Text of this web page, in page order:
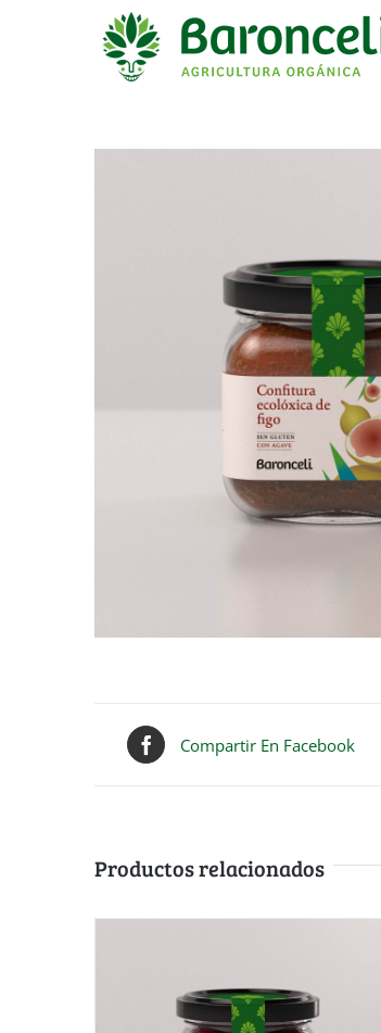
Compartir En Facebook
Productos relacionados